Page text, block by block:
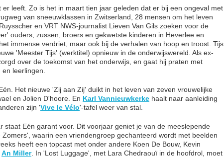
er leeft. Zo is het in maart tien jaar geleden dat er bij een ongeval met
van sneeuwklassen in Zwitserland, 28 mensen om het leven
en VRT NWS-journalist Lieven Van Gils zoeken voor de
ouders, zussen, broers en gekwetste kinderen in Heverlee en
immense verdriet, maar ook bij de verhalen van hoop en troost. Tijs
'Meester Tijs' (werktitel) opnieuw in de onderwijswereld. Als ex-
over de toekomst van het onderwijs, en gaat hij praten met
leerlingen.
Het nieuwe 'Zij aan Zij' duikt in het leven van zeven vrouwelijke
en Jolien D'hoore. En Karl Vannieuwkerke haalt naar aanleiding
zijn 'Vive le Vélo'-tafel weer van stal.
staat Eén garant voor. Dit voorjaar geniet je van de meeslepende
Zomers', waarin een vriendengroep gechanteerd wordt met beelden
heeft een topcast met onder andere Koen De Bouw, Kevin
An Miller. In 'Lost Luggage', met Lara Chedraouï in de hoofdrol, moet